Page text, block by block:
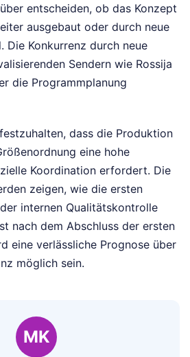
entscheiden, ob das Konzept
ausgebaut oder durch neue
Die Konkurrenz durch neue
Sendern wie Rossija
die Programmplanung
dass die Produktion
eine hohe
Koordination erfordert. Die
zeigen, wie die ersten
internen Qualitätskontrolle
nach dem Abschluss der ersten
eine verlässliche Prognose über
möglich sein.
MK